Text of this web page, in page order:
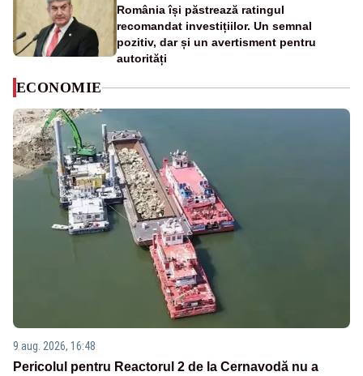
România își păstrează ratingul
recomandat investițiilor. Un semnal
pozitiv, dar și un avertisment pentru
autorități
ECONOMIE
9 aug. 2026, 16:48
Pericolul pentru Reactorul 2 de la Cernavodă nu a